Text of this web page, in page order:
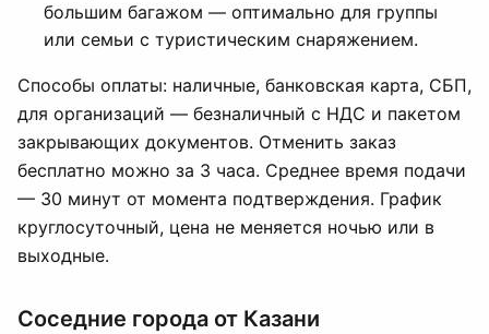
большим багажом — оптимально для группы
или семьи с туристическим снаряжением.
Способы оплаты: наличные, банковская карта, СБП,
для организаций — безналичный с НДС и пакетом
закрывающих документов. Отменить заказ
бесплатно можно за 3 часа. Среднее время подачи
— 30 минут от момента подтверждения. График
круглосуточный, цена не меняется ночью или в
выходные.
Соседние города от Казани